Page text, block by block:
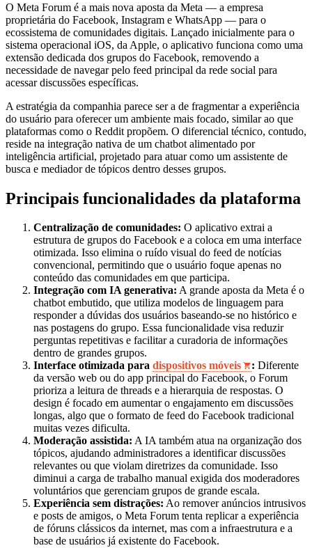
O Meta Forum é a mais nova aposta da Meta — a empresa
proprietária do Facebook, Instagram e WhatsApp — para o
ecossistema de comunidades digitais. Lançado inicialmente para o
sistema operacional iOS, da Apple, o aplicativo funciona como uma
extensão dedicada dos grupos do Facebook, removendo a
necessidade de navegar pelo feed principal da rede social para
acessar discussões específicas.
A estratégia da companhia parece ser a de fragmentar a experiência
do usuário para oferecer um ambiente mais focado, similar ao que
plataformas como o Reddit propõem. O diferencial técnico, contudo,
reside na integração nativa de um chatbot alimentado por
inteligência artificial, projetado para atuar como um assistente de
busca e mediador de tópicos dentro desses grupos.
Principais funcionalidades da plataforma
Centralização de comunidades: O aplicativo extrai a
estrutura de grupos do Facebook e a coloca em uma interface
otimizada. Isso elimina o ruído visual do feed de notícias
convencional, permitindo que o usuário foque apenas no
conteúdo das comunidades em que participa.
Integração com IA generativa: A grande aposta da Meta é o
chatbot embutido, que utiliza modelos de linguagem para
responder a dúvidas dos usuários baseando-se no histórico e
nas postagens do grupo. Essa funcionalidade visa reduzir
perguntas repetitivas e facilitar a curadoria de informações
dentro de grandes grupos.
Interface otimizada para dispositivos móveis : Diferente
da versão web ou do app principal do Facebook, o Forum
prioriza a leitura de threads e a hierarquia de respostas. O
design é focado em aumentar o engajamento em discussões
longas, algo que o formato de feed do Facebook tradicional
muitas vezes dificulta.
Moderação assistida: A IA também atua na organização dos
tópicos, ajudando administradores a identificar discussões
relevantes ou que violam diretrizes da comunidade. Isso
diminui a carga de trabalho manual exigida dos moderadores
voluntários que gerenciam grupos de grande escala.
Experiência sem distrações: Ao remover anúncios intrusivos
e posts de amigos, o Meta Forum tenta replicar a experiência
de fóruns clássicos da internet, mas com a infraestrutura e a
base de usuários já existente do Facebook.